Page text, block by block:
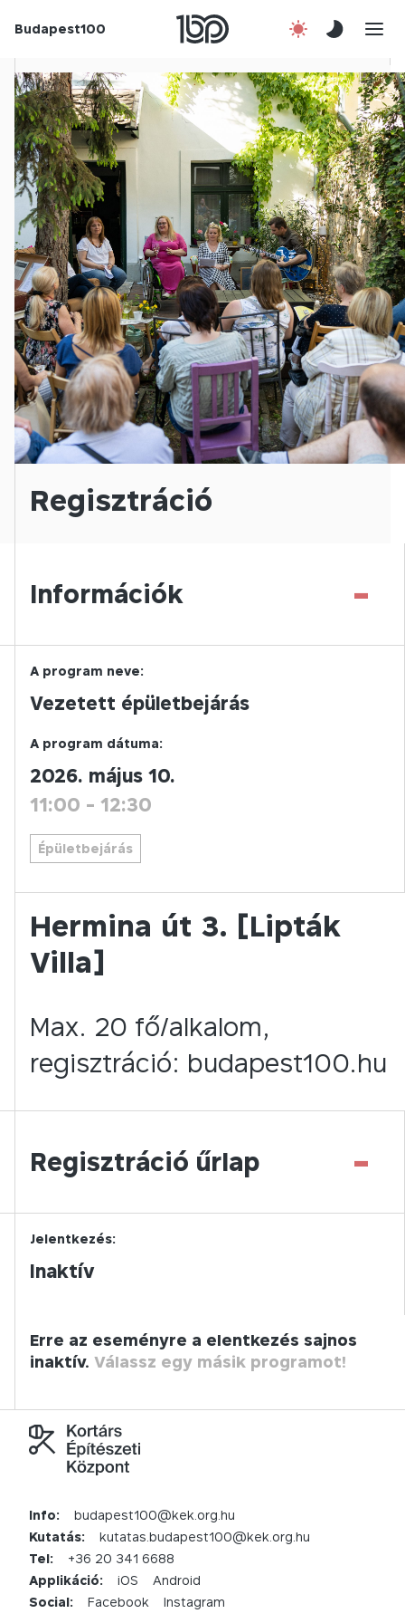
Budapest100
Csatlakozz!
Kapcsolat
En
Regisztráció
Információk -
A program neve:
Vezetett épületbejárás
A program dátuma:
2026. május 10.
11:00 - 12:30
Épületbejárás
Hermina út 3. [Lipták
Villa]
Max. 20 fő/alkalom,
regisztráció: budapest100.hu
Regisztráció űrlap -
Jelentkezés:
Inaktív
Erre az eseményre a elentkezés sajnos
inaktív. Válassz egy másik programot!
Info:
budapest100@kek.org.hu
Kutatás:
kutatas.budapest100@kek.org.hu
Tel:
+36 20 341 6688
Applikáció:
iOS
Android
Social:
Facebook Instagram